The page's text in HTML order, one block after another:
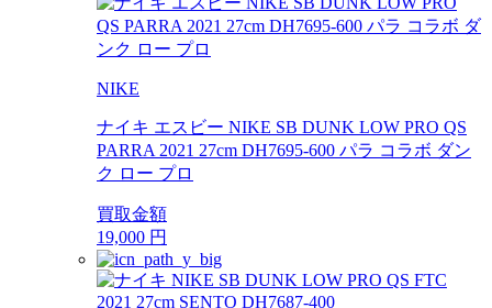
NIKE
ナイキ エスビー NIKE SB DUNK LOW PRO QS
PARRA 2021 27cm DH7695-600 パラ コラボ ダン
ク ロー プロ
買取金額
19,000 円